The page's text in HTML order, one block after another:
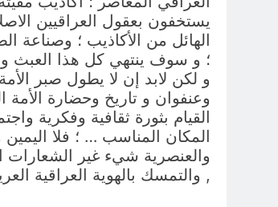
يستخفون بعقول العراقيين
الهائل من الأكاذيب ؛ وصناعة
؛ و سوف ينتهي كل هذا العبث
و لكن لابد إن لا يطول صبر
وعنفوان و تاريخ وحضارة الأمة
القيام بثورة ثقافية وفكرية
المكان المناسب … ؛ فلا اليمين
والعنصرية شيء غير الشعارات
, والتمسك بالهوية العراقية